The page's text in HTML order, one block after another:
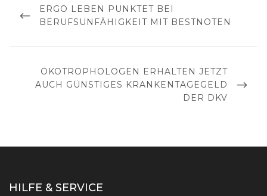
PREVIOUS
POST
ERGO LEBEN PUNKTET BEI
BERUFSUNFÄHIGKEIT MIT BESTNOTEN
NEXT
POST
ÖKOTROPHOLOGEN ERHALTEN JETZT
AUCH GÜNSTIGES KRANKENTAGEGELD
DER DKV
HILFE & SERVICE